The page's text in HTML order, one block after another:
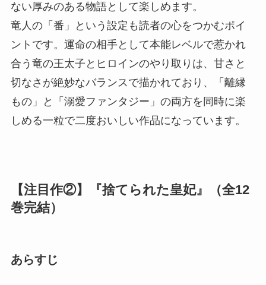
ない厚みのある物語として楽しめます。
竜人の「番」という設定も読者の心をつかむポイ
ントです。運命の相手として本能レベルで惹かれ
合う竜の王太子とヒロインのやり取りは、甘さと
切なさが絶妙なバランスで描かれており、「離縁
もの」と「溺愛ファンタジー」の両方を同時に楽
しめる一粒で二度おいしい作品になっています。
【注目作②】『捨てられた皇妃』（全12
巻完結）
あらすじ